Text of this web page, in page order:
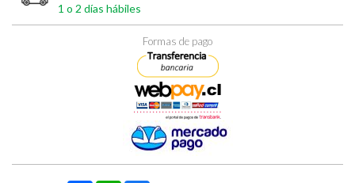
1 o 2 días hábiles
Formas de pago